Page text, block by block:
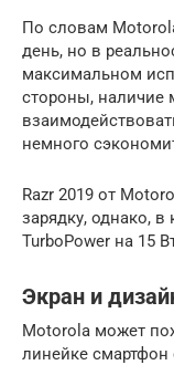
По словам
день, но в
максимальном
стороны, наличие
немного
Razr 2019 от
зарядку, однако,
TurboPower на 15
Экран и
Motorola может
линейке